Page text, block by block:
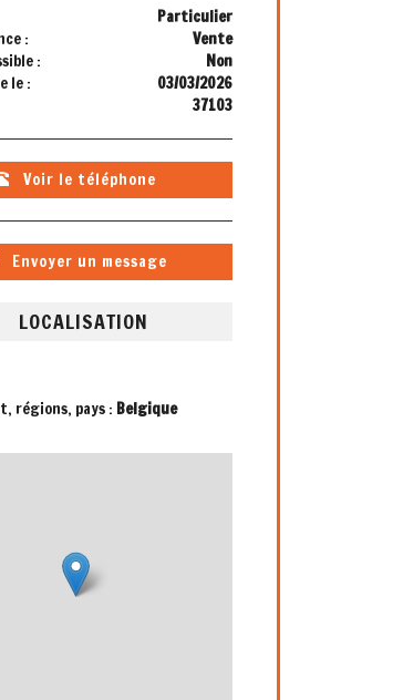
Particulier
:
Vente
:
Non
le :
03/03/2026
37103
Voir le téléphone
Envoyer un message
LOCALISATION
régions, pays : Belgique